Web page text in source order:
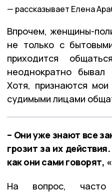
рассказывает Елена
Впрочем, женщины-
не только с
приходится
неоднократно
Хотя, признаются
судимыми лицами
– Они уже знают все
грозит за их
как они сами говорят,
На вопрос,